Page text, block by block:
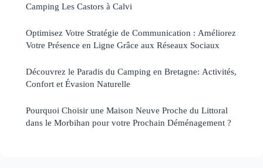
Camping Les Castors à Calvi
Optimisez Votre Stratégie de Communication : Améliorez
Votre Présence en Ligne Grâce aux Réseaux Sociaux
Découvrez le Paradis du Camping en Bretagne: Activités,
Confort et Évasion Naturelle
Pourquoi Choisir une Maison Neuve Proche du Littoral
dans le Morbihan pour votre Prochain Déménagement ?